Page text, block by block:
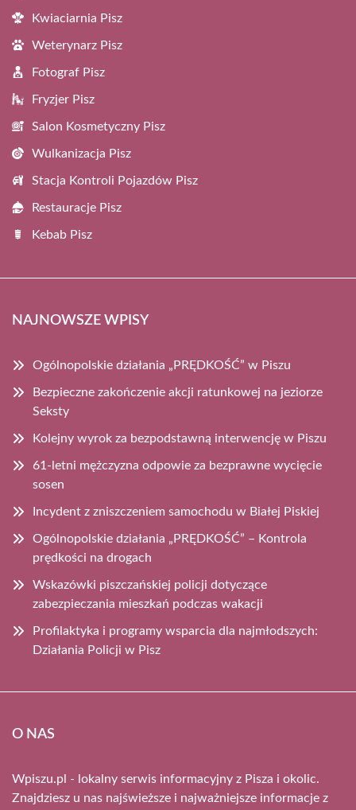
Kwiaciarnia Pisz
Weterynarz Pisz
Fotograf Pisz
Fryzjer Pisz
Salon Kosmetyczny Pisz
Wulkanizacja Pisz
Stacja Kontroli Pojazdów Pisz
Restauracje Pisz
Kebab Pisz
NAJNOWSZE WPISY
Ogólnopolskie działania „PRĘDKOŚĆ” w Piszu
Bezpieczne zakończenie akcji ratunkowej na jeziorze
Seksty
Kolejny wyrok za bezpodstawną interwencję w Piszu
61-letni mężczyzna odpowie za bezprawne wycięcie
sosen
Incydent z zniszczeniem samochodu w Białej Piskiej
Ogólnopolskie działania „PRĘDKOŚĆ” – Kontrola
prędkości na drogach
Wskazówki piszczańskiej policji dotyczące
zabezpieczania mieszkań podczas wakacji
Profilaktyka i programy wsparcia dla najmłodszych:
Działania Policji w Pisz
O NAS
Wpiszu.pl - lokalny serwis informacyjny z Pisza i okolic.
Znajdziesz u nas najświeższe i najważniejsze informacje z